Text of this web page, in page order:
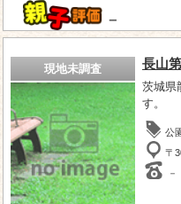
－
現地未調査 長山
茨城県
す。
公
〒
－